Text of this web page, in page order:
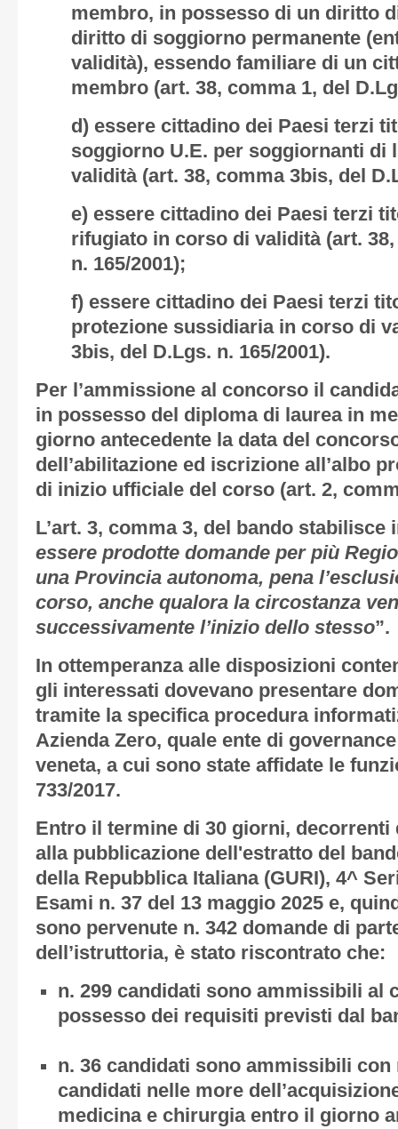
membro, in possesso di un diritto
diritto di soggiorno permanente
validità), essendo familiare di un
membro (art. 38, comma 1, del
d) essere cittadino dei Paesi terzi
soggiorno U.E. per soggiornanti di
validità (art. 38, comma 3bis, del
e) essere cittadino dei Paesi terzi
rifugiato in corso di validità (art.
n. 165/2001);
f) essere cittadino dei Paesi terzi
protezione sussidiaria in corso di
3bis, del D.Lgs. n. 165/2001).
Per l’ammissione al concorso il
in possesso del diploma di laurea in
giorno antecedente la data del
dell’abilitazione ed iscrizione all’albo
di inizio ufficiale del corso (art. 2,
L’art. 3, comma 3, del bando stabilisce
essere prodotte domande per più
una Provincia autonoma, pena
corso, anche qualora la circostanza
successivamente l’inizio dello stesso”.
In ottemperanza alle disposizioni
gli interessati dovevano presentare
tramite la specifica procedura
Azienda Zero, quale ente di
veneta, a cui sono state affidate le
733/2017.
Entro il termine di 30 giorni,
alla pubblicazione dell'estratto del
della Repubblica Italiana (GURI), 4^
Esami n. 37 del 13 maggio 2025 e,
sono pervenute n. 342 domande di
dell’istruttoria, è stato riscontrato che:
n. 299 candidati sono ammissibili al
possesso dei requisiti previsti dal
n. 36 candidati sono ammissibili con
candidati nelle more
medicina e chirurgia entro il giorno